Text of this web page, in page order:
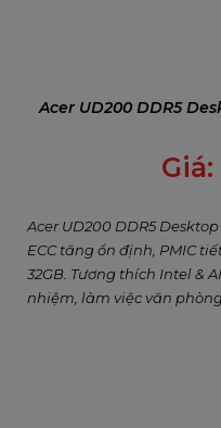
Acer UD200 DDR5
Giá:
Acer UD200 DDR5
ECC tăng ổn định, PMIC
32GB. Tương thích Intel &
nhiệm, làm việc văn